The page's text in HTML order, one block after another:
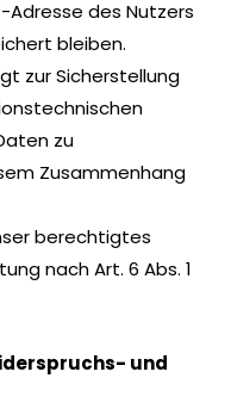
Adresse des Nutzers
bleiben.
zur Sicherstellung
zu
Zusammenhang
berechtigtes
nach Art. 6 Abs. 1
und